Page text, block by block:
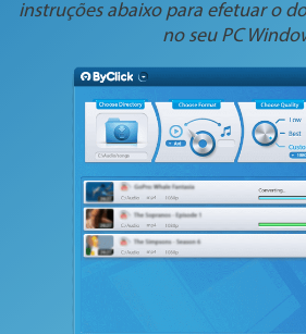
instruções abaixo para efetuar o
no seu PC